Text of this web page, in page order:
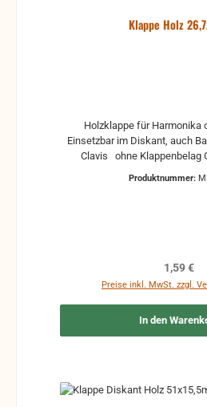
Klappe Holz
Holzklappe für Harmonika
Einsetzbar im Diskant, auch Bass ohne
Clavis ohne Klappenbelag Gebraucht, kann
Produktnummer:
1,59 €
Preise inkl. MwSt. zzgl.
In den